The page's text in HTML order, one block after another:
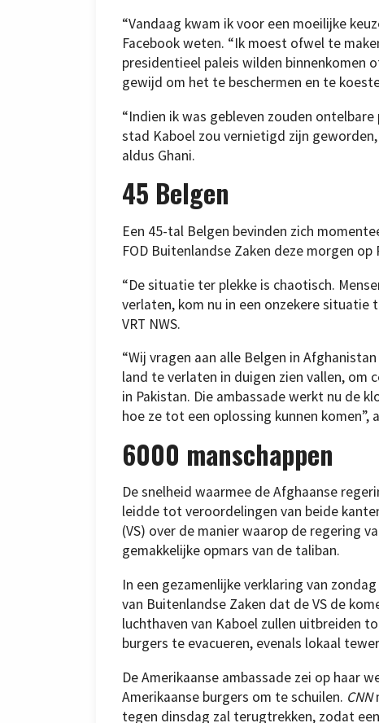
“Vandaag kwam ik voor een moeilijke
Facebook weten. “Ik moest ofwel te
presidentieel paleis wilden binnenkomen
gewijd om het te beschermen en te
“Indien ik was gebleven zouden
stad Kaboel zou vernietigd zijn
aldus Ghani.
45 Belgen
Een 45-tal Belgen bevinden zich
FOD Buitenlandse Zaken deze morgen op
“De situatie ter plekke is chaotisch.
verlaten, kom nu in een onzekere situatie
VRT NWS.
“Wij vragen aan alle Belgen in
land te verlaten in duigen zien vallen, om
in Pakistan. Die ambassade werkt nu de
hoe ze tot een oplossing kunnen komen”,
6000 manschappen
De snelheid waarmee de Afghaanse
leidde tot veroordelingen van beide
(VS) over de manier waarop de regering
gemakkelijke opmars van de taliban.
In een gezamenlijke verklaring van
van Buitenlandse Zaken dat de VS de
luchthaven van Kaboel zullen uitbreiden
burgers te evacueren, evenals lokaal
De Amerikaanse ambassade zei op haar
Amerikaanse burgers om te schuilen. CNN
tegen dinsdag zal terugtrekken, zodat